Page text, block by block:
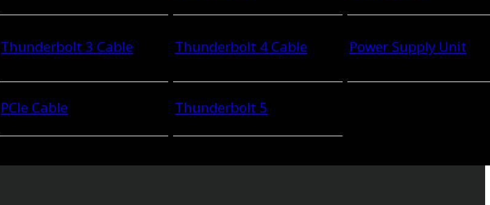
Thunderbolt 3 Cable Thunderbolt 4 Cable Power Supply Unit
PCIe Cable Thunderbolt 5